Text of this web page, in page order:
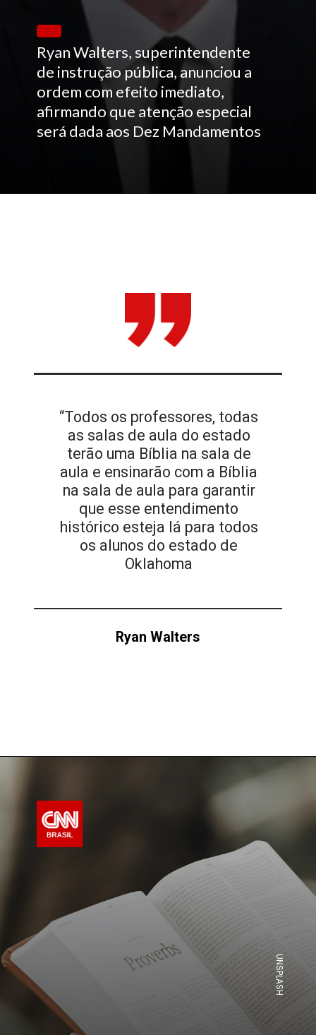
Ryan Walters, superintendente
de instrução pública, anunciou a
ordem com efeito imediato,
afirmando que atenção especial
será dada aos Dez Mandamentos
“Todos os professores, todas
as salas de aula do estado
terão uma Bíblia na sala de
aula e ensinarão com a Bíblia
na sala de aula para garantir
que esse entendimento
histórico esteja lá para todos
os alunos do estado de
Oklahoma
Ryan Walters
UNSPLASH